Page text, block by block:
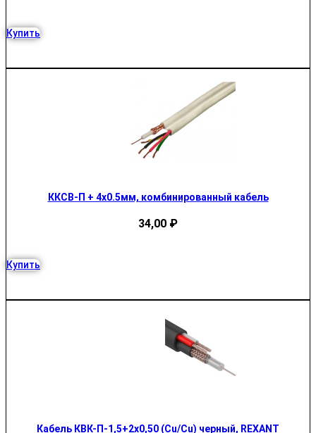
Купить
ККСВ-П + 4х0.5мм, комбинированный кабель
34,00 ₽
Купить
Кабель КВК-П-1,5+2х0,50 (Cu/Cu) черный, REXANT